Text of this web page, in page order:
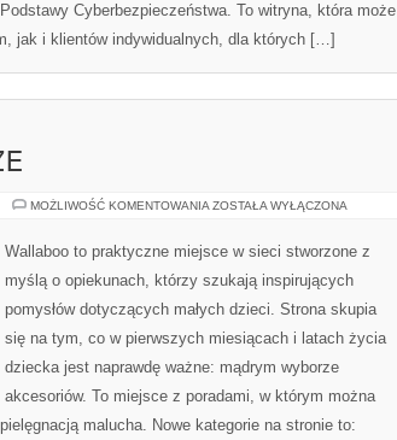
Cyberbezpieczeństwa. To witryna, która może
jak i klientów indywidualnych, dla których […]
MOŻLIWOŚĆ KOMENTOWANIA CHUSTY
ZOSTAŁA WYŁĄCZONA
Wallaboo to praktyczne miejsce w sieci stworzone z
myślą o opiekunach, którzy szukają inspirujących
pomysłów dotyczących małych dzieci. Strona skupia
się na tym, co w pierwszych miesiącach i latach życia
dziecka jest naprawdę ważne: mądrym wyborze
akcesoriów. To miejsce z poradami, w którym można
malucha. Nowe kategorie na stronie to: